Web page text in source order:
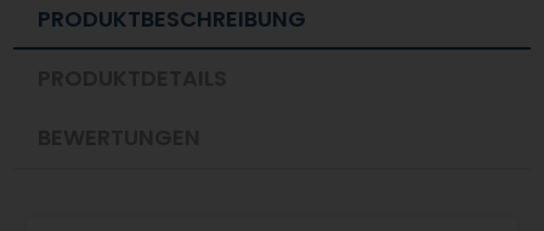
PRODUKTBESCHREIBUNG